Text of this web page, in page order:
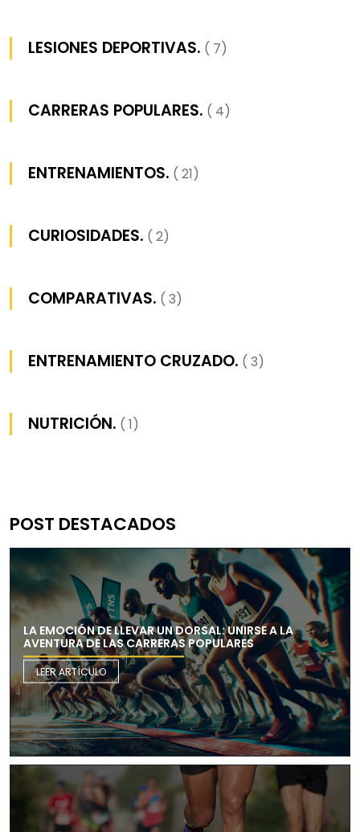
LESIONES DEPORTIVAS. ( 7)
CARRERAS POPULARES. ( 4)
ENTRENAMIENTOS. ( 21)
CURIOSIDADES. ( 2)
COMPARATIVAS. ( 3)
ENTRENAMIENTO CRUZADO. ( 3)
NUTRICIÓN. ( 1)
POST DESTACADOS
LA EMOCIÓN DE LLEVAR UN DORSAL: UNIRSE A LA
AVENTURA DE LAS CARRERAS POPULARES
LEER ARTÍCULO